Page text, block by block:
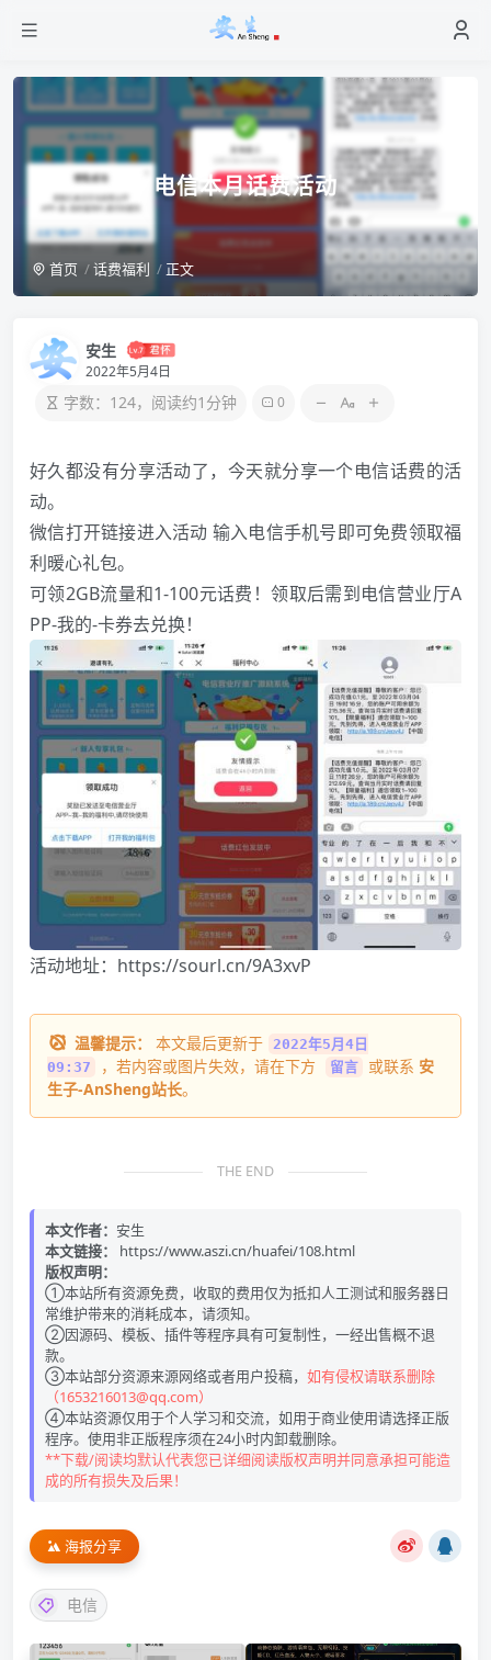
电信本月话费活动
首页 话费福利 正文
安生
2022年5月4日
字数：124，阅读约1分钟 0
好久都没有分享活动了，今天就分享一个电信话费的活
动。
微信打开链接进入活动 输入电信手机号即可免费领取福
利暖心礼包。
可领2GB流量和1-100元话费！领取后需到电信营业厅A
PP-我的-卡券去兑换！
活动地址： https://sourl.cn/9A3xvP
温馨提示： 本文最后更新于 2022年5月4日
09:37
，若内容或图片失效，请在下方 留言 或联系 安
生子-AnSheng站长。
THE END
本文作者： 安生
本文链接：
https://www.aszi.cn/huafei/108.html
版权声明：
①本站所有资源免费，收取的费用仅为抵扣人工测试和服务器日
常维护带来的消耗成本，请须知。
②因源码、模板、插件等程序具有可复制性，一经出售概不退
款。
③本站部分资源来源网络或者用户投稿， 如有侵权请联系删除
（1653216013@qq.com）
④本站资源仅用于个人学习和交流，如用于商业使用请选择正版
程序。使用非正版程序须在24小时内卸载删除。
**下载/阅读均默认代表您已详细阅读版权声明并同意承担可能造
成的所有损失及后果！
海报分享
电信